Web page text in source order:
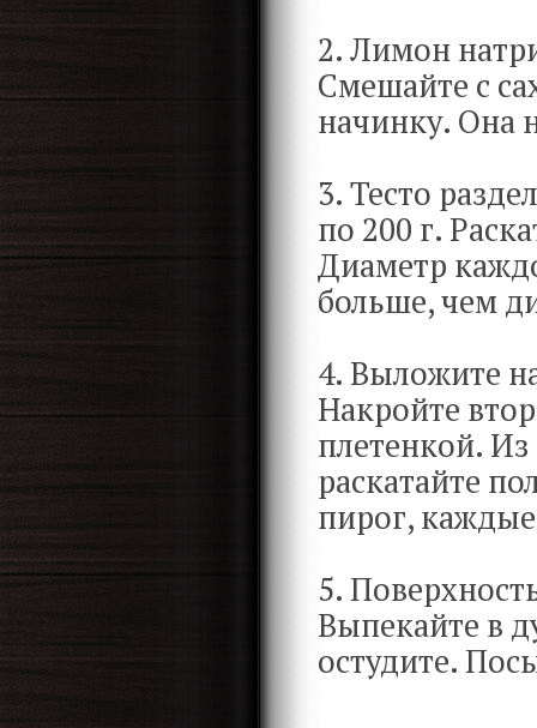
2. Лимон
Смешайте с
начинку. Она
3. Тесто
по 200 г.
Диаметр
больше, чем
4. Выложите
Накройте
плетенкой. Из
раскатайте
пирог,
5.
Выпекайте в
остудите.